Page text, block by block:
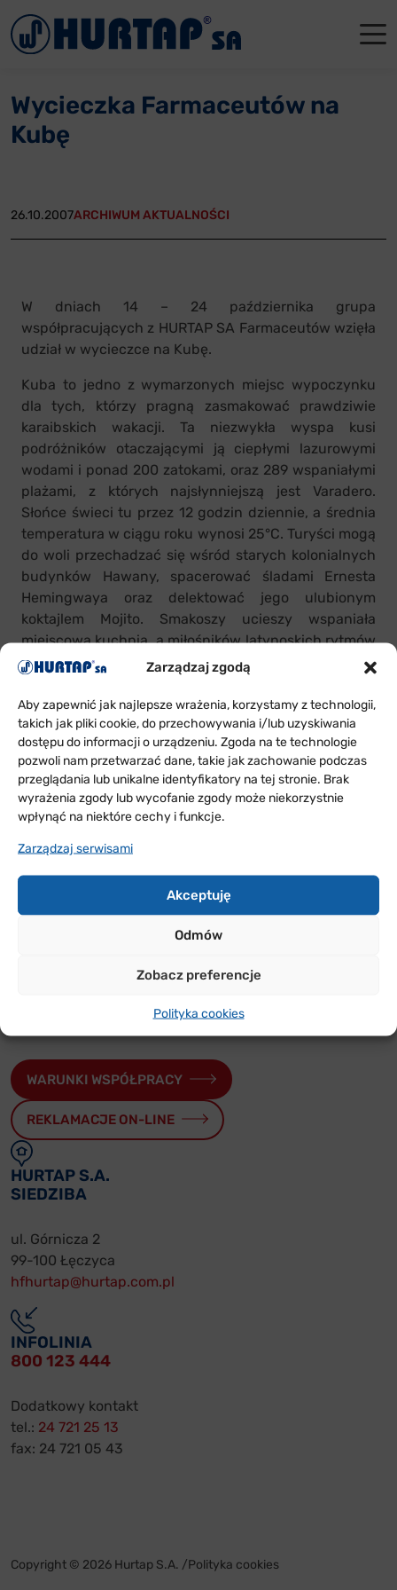
Zarządzaj zgodą
Aby zapewnić jak najlepsze wrażenia, korzystamy z technologii,
takich jak pliki cookie, do przechowywania i/lub uzyskiwania
dostępu do informacji o urządzeniu. Zgoda na te technologie
pozwoli nam przetwarzać dane, takie jak zachowanie podczas
przeglądania lub unikalne identyfikatory na tej stronie. Brak
wyrażenia zgody lub wycofanie zgody może niekorzystnie
wpłynąć na niektóre cechy i funkcje.
Zarządzaj serwisami
Akceptuję
Odmów
Zobacz preferencje
Polityka cookies
Wycieczka Farmaceutów na
Kubę
26.10.2007ARCHIWUM AKTUALNOŚCI
W dniach 14 – 24 października grupa
współpracujących z HURTAP SA Farmaceutów wzięła
udział w wycieczce na Kubę.
Kuba to jedno z wymarzonych miejsc wypoczynku
dla tych, którzy pragną zasmakować prawdziwie
karaibskich wakacji. Ta niezwykła wyspa kusi
podróżników otaczającymi ją ciepłymi lazurowymi
wodami i ponad 200 zatokami, oraz 289 wspaniałymi
plażami, z których najsłynniejszą jest Varadero.
Słońce świeci tu przez 12 godzin dziennie, a średnia
temperatura w ciągu roku wynosi 25°C. Turyści mogą
do woli przechadzać się wśród starych kolonialnych
budynków Hawany, spacerować śladami Ernesta
Hemingwaya oraz delektować jego ulubionym
koktajlem Mojito. Smakoszy ucieszy wspaniała
miejscowa kuchnia, a miłośników latynoskich rytmów
– kubańska muzyka.
Program wyjazdu urozmaicony został licznymi
wycieczkami, nie zabrakło także czasu na
wypoczynek. Z pewnością wyjazd ten pozostanie na
długo w pamięci wszystkich uczestników.
ODDZIAŁY
W POLSCE
WARUNKI WSPÓŁPRACY
REKLAMACJE ON-LINE
HURTAP S.A.
SIEDZIBA
ul. Górnicza 2
99-100 Łęczyca
hfhurtap@hurtap.com.pl
INFOLINIA
800 123 444
Dodatkowy kontakt
tel.: 24 721 25 13
fax: 24 721 05 43
Copyright © 2026 Hurtap S.A. /Polityka cookies
Menu
Aktualności
Reklamacje
Kontakt
Władze
Dla
Dla
Gdańsk